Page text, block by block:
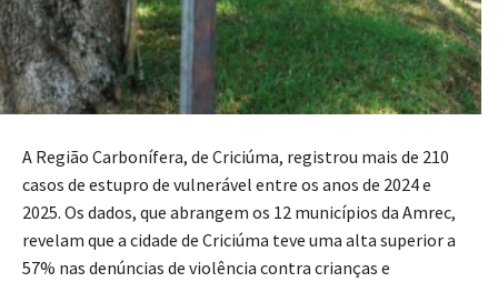
A Região Carbonífera, de Criciúma, registrou mais de 210
casos de estupro de vulnerável entre os anos de 2024 e
2025. Os dados, que abrangem os 12 municípios da Amrec,
revelam que a cidade de Criciúma teve uma alta superior a
57% nas denúncias de violência contra crianças e